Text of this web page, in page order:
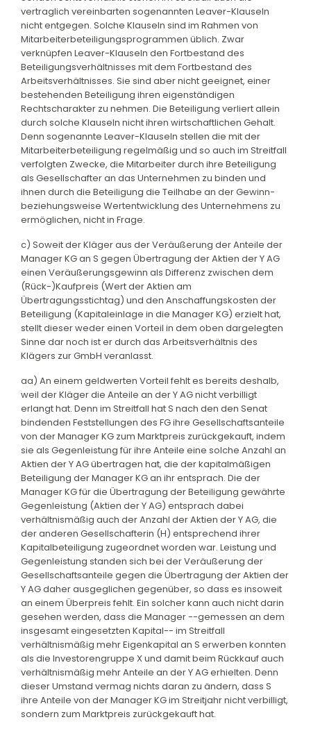
vertraglich vereinbarten sogenannten Leaver-Klauseln
nicht entgegen. Solche Klauseln sind im Rahmen von
Mitarbeiterbeteiligungsprogrammen üblich. Zwar
verknüpfen Leaver-Klauseln den Fortbestand des
Beteiligungsverhältnisses mit dem Fortbestand des
Arbeitsverhältnisses. Sie sind aber nicht geeignet, einer
bestehenden Beteiligung ihren eigenständigen
Rechtscharakter zu nehmen. Die Beteiligung verliert allein
durch solche Klauseln nicht ihren wirtschaftlichen Gehalt.
Denn sogenannte Leaver-Klauseln stellen die mit der
Mitarbeiterbeteiligung regelmäßig und so auch im Streitfall
verfolgten Zwecke, die Mitarbeiter durch ihre Beteiligung
als Gesellschafter an das Unternehmen zu binden und
ihnen durch die Beteiligung die Teilhabe an der Gewinn-
beziehungsweise Wertentwicklung des Unternehmens zu
ermöglichen, nicht in Frage.
c) Soweit der Kläger aus der Veräußerung der Anteile der
Manager KG an S gegen Übertragung der Aktien der Y AG
einen Veräußerungsgewinn als Differenz zwischen dem
(Rück-)Kaufpreis (Wert der Aktien am
Übertragungsstichtag) und den Anschaffungskosten der
Beteiligung (Kapitaleinlage in die Manager KG) erzielt hat,
stellt dieser weder einen Vorteil in dem oben dargelegten
Sinne dar noch ist er durch das Arbeitsverhältnis des
Klägers zur GmbH veranlasst.
aa) An einem geldwerten Vorteil fehlt es bereits deshalb,
weil der Kläger die Anteile an der Y AG nicht verbilligt
erlangt hat. Denn im Streitfall hat S nach den den Senat
bindenden Feststellungen des FG ihre Gesellschaftsanteile
von der Manager KG zum Marktpreis zurückgekauft, indem
sie als Gegenleistung für ihre Anteile eine solche Anzahl an
Aktien der Y AG übertragen hat, die der kapitalmäßigen
Beteiligung der Manager KG an ihr entsprach. Die der
Manager KG für die Übertragung der Beteiligung gewährte
Gegenleistung (Aktien der Y AG) entsprach dabei
verhältnismäßig auch der Anzahl der Aktien der Y AG, die
der anderen Gesellschafterin (H) entsprechend ihrer
Kapitalbeteiligung zugeordnet worden war. Leistung und
Gegenleistung standen sich bei der Veräußerung der
Gesellschaftsanteile gegen die Übertragung der Aktien der
Y AG daher ausgeglichen gegenüber, so dass es insoweit
an einem Überpreis fehlt. Ein solcher kann auch nicht darin
gesehen werden, dass die Manager --gemessen an dem
insgesamt eingesetzten Kapital-- im Streitfall
verhältnismäßig mehr Eigenkapital an S erwerben konnten
als die Investorengruppe X und damit beim Rückkauf auch
verhältnismäßig mehr Anteile an der Y AG erhielten. Denn
dieser Umstand vermag nichts daran zu ändern, dass S
ihre Anteile von der Manager KG im Streitjahr nicht verbilligt,
sondern zum Marktpreis zurückgekauft hat.